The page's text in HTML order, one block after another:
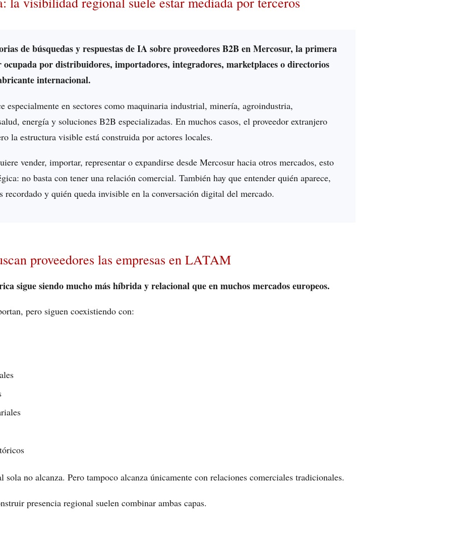
de búsquedas y respuestas de IA sobre proveedores B2B en Mercosur, la primera
ocupada por distribuidores, importadores, integradores, marketplaces o directorios
internacional.
especialmente en sectores como maquinaria industrial, minería, agroindustria,
energía y soluciones B2B especializadas. En muchos casos, el proveedor extranjero
la estructura visible está construida por actores locales.
vender, importar, representar o expandirse desde Mercosur hacia otros mercados, esto
no basta con tener una relación comercial. También hay que entender quién aparece,
recordado y quién queda invisible en la conversación digital del mercado.
proveedores las empresas en LATAM
sigue siendo mucho más híbrida y relacional que en muchos mercados europeos.
pero siguen coexistiendo con:
no alcanza. Pero tampoco alcanza únicamente con relaciones comerciales tradicionales.
presencia regional suelen combinar ambas capas.